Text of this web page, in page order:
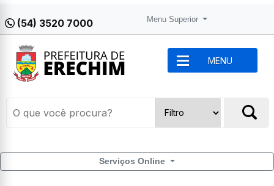
(54) 3520 7000 Menu Superior
MENU
Serviços Online